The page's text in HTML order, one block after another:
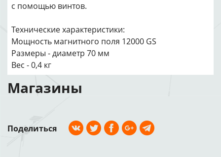
с помощью винтов.
Технические характеристики:
Мощность магнитного поля 12000 GS
Размеры - диаметр 70 мм
Вес - 0,4 кг
Магазины
Поделиться